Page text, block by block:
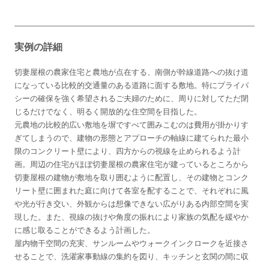
実例の詳細
切妻屋根の農家住宅と農地が点在する、南側が幹線道路への抜け道
になっている比較的交通量のある道路に面する敷地。特にプライバ
シーの確保を強く希望されるご夫婦のために、周りに対してただ閉
じるだけでなく、明るく開放的な住空間を目指した。
元農地の比較的広い敷地を塀ですべて囲みこむのは費用が掛かりす
ぎてしまうので、建物の形態とアプローチの軸線に建てられた最小
限のコンクリート壁により、四方からの視線を止められるよう計
画。周辺の住宅がほぼ切妻屋根の農家住宅が建っているところから
切妻屋根の建物が敷地を取り囲むように配置し、その建物とコンク
リート壁に囲まれた庭に向けて各室を配することで、それぞれに風
や光が行き交い、外観からは想像できない広がりある内部空間を実
現した。また、視線の抜けや角度の振れにより家族の気配を緩やか
に感じ取ることができるよう計画した。
屋内物干空間の充実、サンルームやウォークインクロークを近接さ
せることで、洗濯家事動線の集約を図り、キッチンと玄関の間に収